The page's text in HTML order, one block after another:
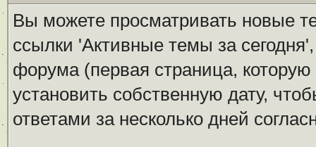
Вы можете просматривать новые
ссылки 'Активные темы за
форума (первая страница,
установить собственную дату,
ответами за несколько дней